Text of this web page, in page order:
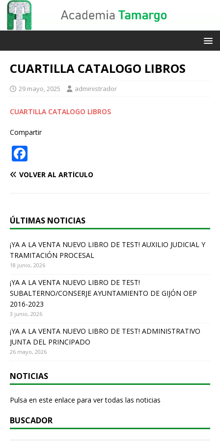
CUARTILLA CATALOGO LIBROS
29 mayo, 2025 administrador
CUARTILLA CATALOGO LIBROS
Compartir
a
b
o
o
k
VOLVER AL ARTÍCULO
ÚLTIMAS NOTICIAS
¡YA A LA VENTA NUEVO LIBRO DE TEST! AUXILIO JUDICIAL Y
TRAMITACIÓN PROCESAL
18 junio, 2026
¡YA A LA VENTA NUEVO LIBRO DE TEST!
SUBALTERNO/CONSERJE AYUNTAMIENTO DE GIJÓN OEP
2016-2023
3 junio, 2026
¡YA A LA VENTA NUEVO LIBRO DE TEST! ADMINISTRATIVO
JUNTA DEL PRINCIPADO
26 mayo, 2026
NOTICIAS
Pulsa en este enlace para ver todas las noticias
BUSCADOR